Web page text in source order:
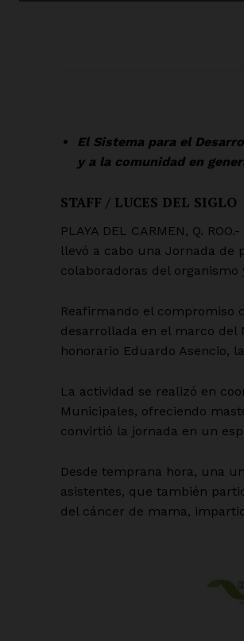
El Sistema para el
y a la comunidad en
STAFF / LUCES DEL SIGLO
PLAYA DEL CARMEN, Q.
llevó a cabo una Jornada de
colaboradoras del
Reafirmando el compromiso
desarrollada en el marco del
honorario Eduardo Asencio,
La actividad se realizó en
Municipales, ofreciendo
convirtió la jornada en un
Desde temprana hora, una
asistentes, que también
del cáncer de mama,